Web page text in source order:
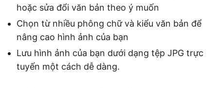
hoặc sửa đổi văn bản theo ý muốn
Chọn từ nhiều phông chữ và kiểu văn bản để
nâng cao hình ảnh của bạn
Lưu hình ảnh của bạn dưới dạng tệp JPG trực
tuyến một cách dễ dàng.